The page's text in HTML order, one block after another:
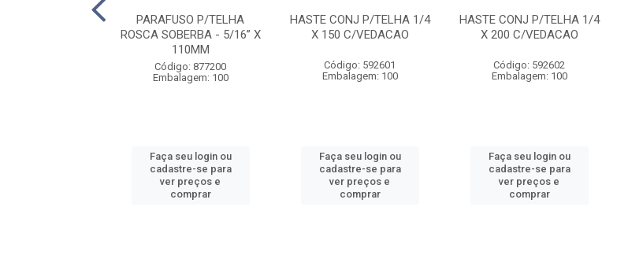
PARAFUSO P/TELHA
ROSCA SOBERBA - 5/16” X
110MM
Código: 877200
Embalagem: 100
Faça seu login ou
cadastre-se para
ver preços e
comprar
HASTE CONJ P/TELHA 1/4
X 150 C/VEDACAO
Código: 592601
Embalagem: 100
Faça seu login ou
cadastre-se para
ver preços e
comprar
HASTE CONJ P/TELHA 1/4
X 200 C/VEDACAO
Código: 592602
Embalagem: 100
Faça seu login ou
cadastre-se para
ver preços e
comprar